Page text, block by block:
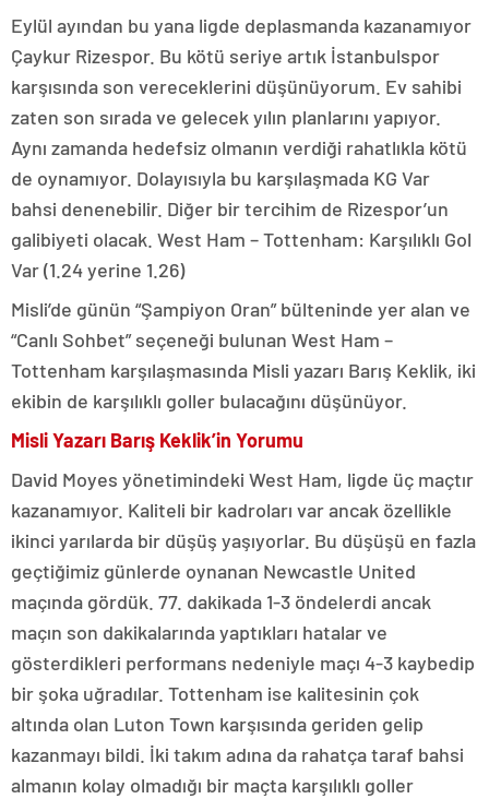
Eylül ayından bu yana ligde deplasmanda kazanamıyor
Çaykur Rizespor. Bu kötü seriye artık İstanbulspor
karşısında son vereceklerini düşünüyorum. Ev sahibi
zaten son sırada ve gelecek yılın planlarını yapıyor.
Aynı zamanda hedefsiz olmanın verdiği rahatlıkla kötü
de oynamıyor. Dolayısıyla bu karşılaşmada KG Var
bahsi denenebilir. Diğer bir tercihim de Rizespor’un
galibiyeti olacak. West Ham – Tottenham: Karşılıklı Gol
Var (1.24 yerine 1.26)
Misli’de günün “Şampiyon Oran” bülteninde yer alan ve
“Canlı Sohbet” seçeneği bulunan West Ham –
Tottenham karşılaşmasında Misli yazarı Barış Keklik, iki
ekibin de karşılıklı goller bulacağını düşünüyor.
Misli Yazarı Barış Keklik’in Yorumu
David Moyes yönetimindeki West Ham, ligde üç maçtır
kazanamıyor. Kaliteli bir kadroları var ancak özellikle
ikinci yarılarda bir düşüş yaşıyorlar. Bu düşüşü en fazla
geçtiğimiz günlerde oynanan Newcastle United
maçında gördük. 77. dakikada 1-3 öndelerdi ancak
maçın son dakikalarında yaptıkları hatalar ve
gösterdikleri performans nedeniyle maçı 4-3 kaybedip
bir şoka uğradılar. Tottenham ise kalitesinin çok
altında olan Luton Town karşısında geriden gelip
kazanmayı bildi. İki takım adına da rahatça taraf bahsi
almanın kolay olmadığı bir maçta karşılıklı goller